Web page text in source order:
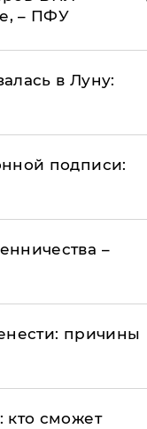
– ПФУ
в Луну:
подписи:
–
причины
кто сможет